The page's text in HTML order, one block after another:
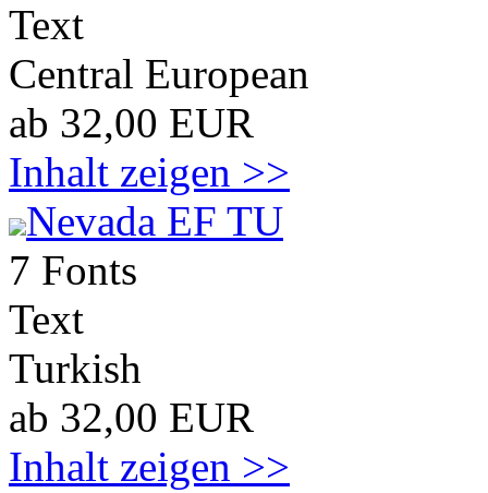
Text
Central European
ab 32,00 EUR
Inhalt zeigen >>
Nevada EF TU
7 Fonts
Text
Turkish
ab 32,00 EUR
Inhalt zeigen >>